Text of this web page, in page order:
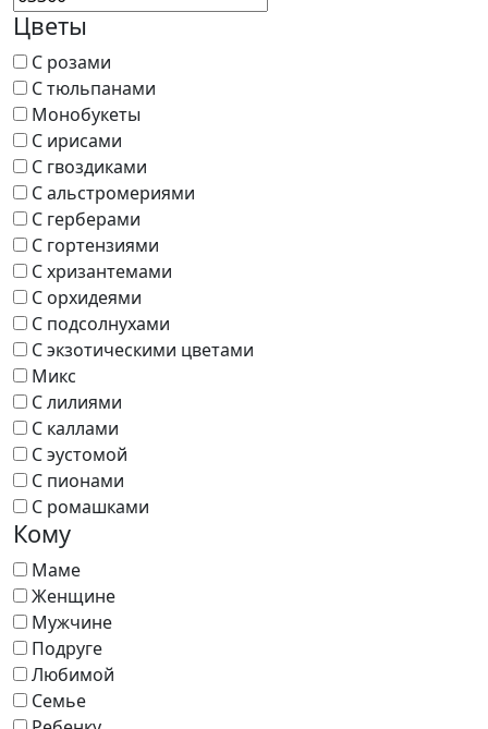
Цветы
С розами
С тюльпанами
Монобукеты
С ирисами
С гвоздиками
С альстромериями
С герберами
С гортензиями
С хризантемами
С орхидеями
С подсолнухами
С экзотическими цветами
Микс
С лилиями
С каллами
С эустомой
С пионами
С ромашками
Кому
Маме
Женщине
Мужчине
Подруге
Любимой
Семье